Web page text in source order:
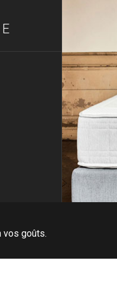
vos goûts.